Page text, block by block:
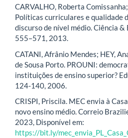
CARVALHO, Roberta
Políticas curriculares e qualidade
discurso de nível médio. Ciência &
555–571, 2013.
CATANI, Afrânio Mendes; HEY,
de Sousa Porto. PROUNI:
instituições de ensino superior?
124-140, 2006.
CRISPI, Priscila. MEC envia à
novo ensino médio. Correio
2023, Disponível em:
https://bit.ly/